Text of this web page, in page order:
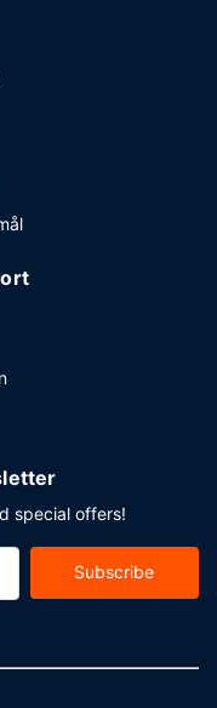
personale.
special offers!
Subscribe